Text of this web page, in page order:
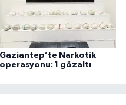
Gaziantep’te Narkotik
operasyonu: 1 gözaltı